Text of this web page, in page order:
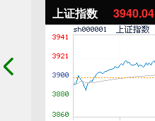
上证指数 3940.04